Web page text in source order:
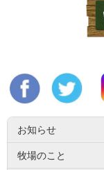
お知らせ
牧場のこと